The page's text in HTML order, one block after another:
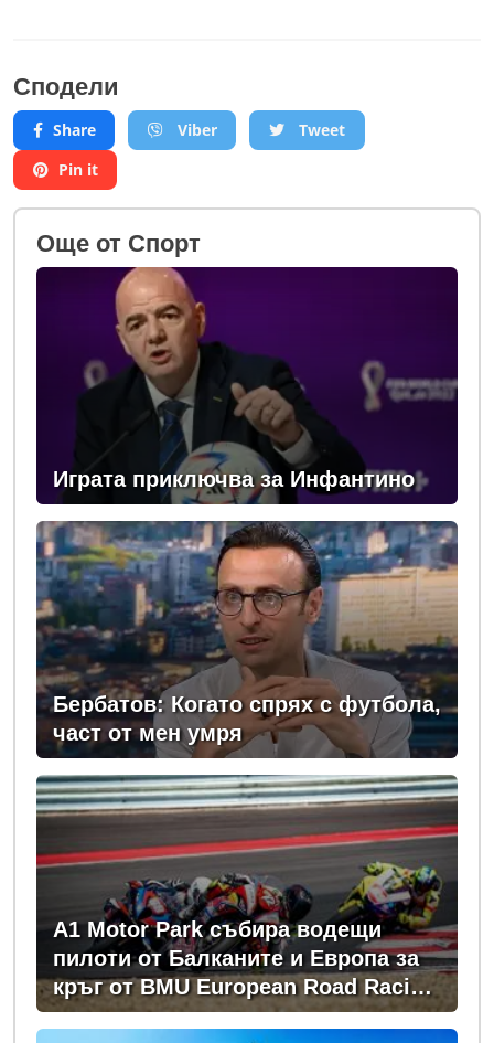
Сподели
Share Viber
Tweet
Pin it
Oще от Спорт
Играта приключва за Инфантино
Бербатов: Когато спрях с футбола,
част от мен умря
A1 Motor Park събира водещи
пилоти от Балканите и Европа за
кръг от BMU European Road Racing
Championship 2026